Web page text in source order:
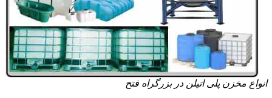
انواع مخزن پلی اتیلن در بزرگراه فتح